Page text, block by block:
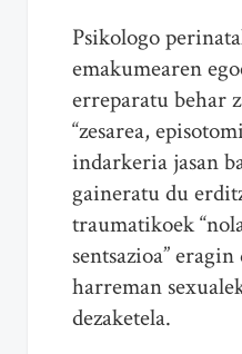
Psikologo
emakumearen
erreparatu behar
“zesarea,
indarkeria jasan
gaineratu du
traumatikoek
sentsazioa”
harreman
dezaketela.